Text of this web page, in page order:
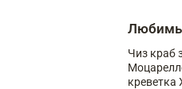
Чиз краб
креветка